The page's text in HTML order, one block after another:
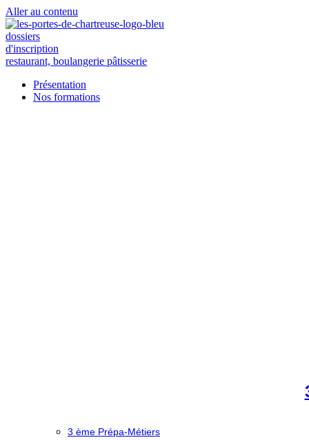
Aller au contenu
dossiers
d'inscription
restaurant, boulangerie pâtisserie
Présentation
Nos formations
3 ème Prépa-Métiers